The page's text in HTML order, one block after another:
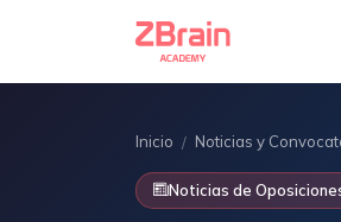
Inicio / Noticias y
Noticias de